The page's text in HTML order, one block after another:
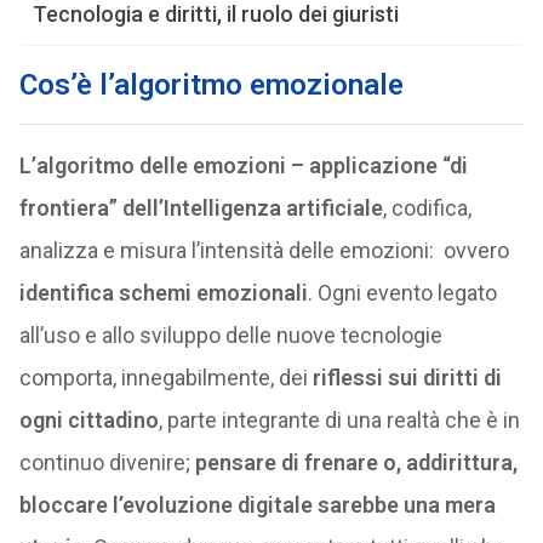
Tecnologia e diritti, il ruolo dei giuristi
Cos’è l’algoritmo emozionale
L’algoritmo delle emozioni – applicazione “di
frontiera” dell’Intelligenza artificiale, codifica,
analizza e misura l’intensità delle emozioni: ovvero
identifica schemi emozionali. Ogni evento legato
all’uso e allo sviluppo delle nuove tecnologie
comporta, innegabilmente, dei riflessi sui diritti di
ogni cittadino, parte integrante di una realtà che è in
continuo divenire; pensare di frenare o, addirittura,
bloccare l’evoluzione digitale sarebbe una mera